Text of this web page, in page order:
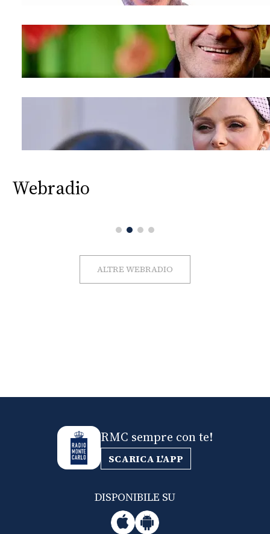
Webradio
ALTRE WEBRADIO
RMC sempre con te!
SCARICA L'APP
DISPONIBILE SU